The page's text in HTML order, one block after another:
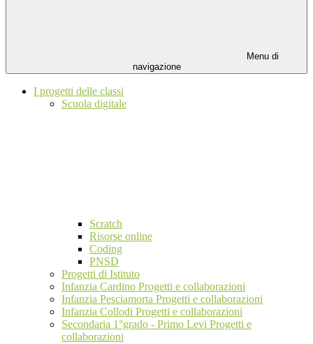
Menu di
navigazione
I progetti delle classi
Scuola digitale
Scratch
Risorse online
Coding
PNSD
Progetti di Istituto
Infanzia Cardino Progetti e collaborazioni
Infanzia Pesciamorta Progetti e collaborazioni
Infanzia Collodi Progetti e collaborazioni
Secondaria 1°grado - Primo Levi Progetti e
collaborazioni